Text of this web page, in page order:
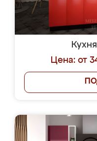
Цена: от